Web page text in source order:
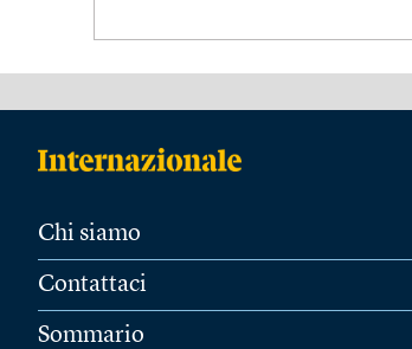
Chi siamo
Contattaci
Sommario